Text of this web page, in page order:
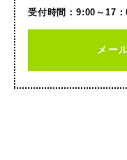
受付時間：9:00～17：
メー